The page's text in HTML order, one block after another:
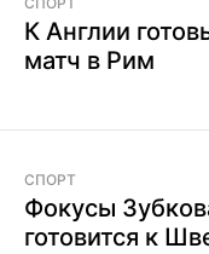
К Англии
матч в Рим
СПОРТ
Фокусы
готовится к